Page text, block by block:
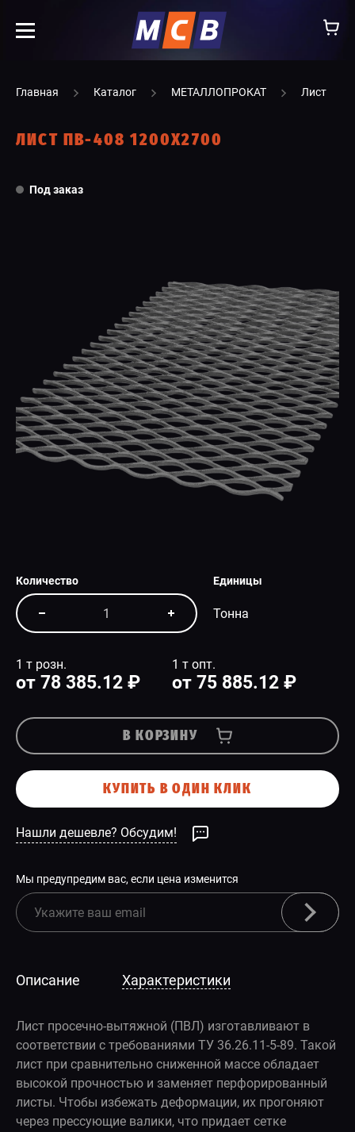
КАТАЛОГ
УСЛУГИ
КОНТАКТЫ
СПЕЦПРЕДЛОЖЕНИЕ
Главная Каталог МЕТАЛЛОПРОКАТ Лист
ЛИСТ ПВ-408 1200Х2700
Под заказ
Количество Единицы
Тонна
1 т розн.
от 78 385.12 ₽
1 т опт.
от 75 885.12 ₽
В КОРЗИНУ
КУПИТЬ В ОДИН КЛИК
Нашли дешевле? Обсудим!
Мы предупредим вас, если цена изменится
Описание Характеристики
Лист просечно-вытяжной (ПВЛ) изготавливают в
соответствии с требованиями ТУ 36.26.11-5-89. Такой
лист при сравнительно сниженной массе обладает
высокой прочностью и заменяет перфорированный
листы. Чтобы избежать деформации, их прогоняют
через прессующие валики, что придает сетке